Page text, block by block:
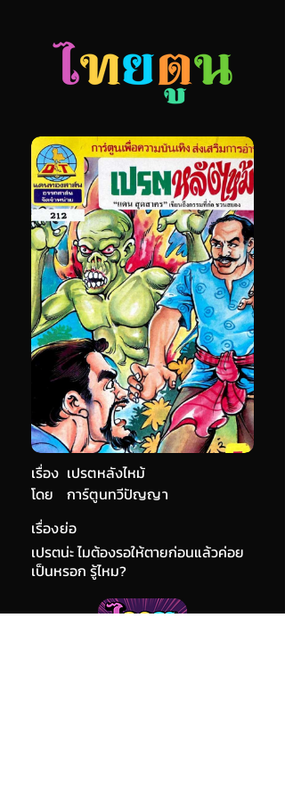
เรื่อง เปรตหลังไหม้
การ์ตูนทวีปัญญา
โดย
เรื่องย่อ
เปรตน่ะ ไมต้องรอให้ตายก่อนแล้วค่อย
เป็นหรอก รู้ไหม?